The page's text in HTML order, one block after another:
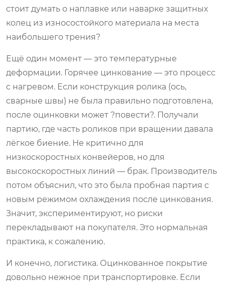
стоит думать о наплавке или наварке защитных
колец из износостойкого материала на места
наибольшего трения?
Ещё один момент — это температурные
деформации. Горячее цинкование — это процесс
с нагревом. Если конструкция ролика (ось,
сварные швы) не была правильно подготовлена,
после оцинковки может ?повести?. Получали
партию, где часть роликов при вращении давала
лёгкое биение. Не критично для
низкоскоростных конвейеров, но для
высокоскоростных линий — брак. Производитель
потом объяснил, что это была пробная партия с
новым режимом охлаждения после цинкования.
Значит, экспериментируют, но риски
перекладывают на покупателя. Это нормальная
практика, к сожалению.
И конечно, логистика. Оцинкованное покрытие
довольно нежное при транспортировке. Если